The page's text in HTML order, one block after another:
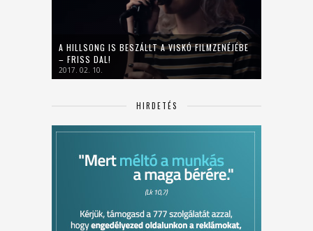
A HILLSONG IS BESZÁLLT A VISKÓ FILMZENÉJÉBE
– FRISS DAL!
2017. 02. 10.
HIRDETÉS